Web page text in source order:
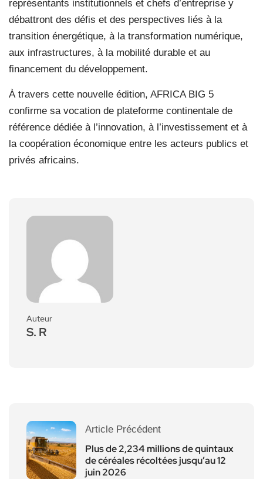
représentants institutionnels et chefs d’entreprise y
débattront des défis et des perspectives liés à la
transition énergétique, à la transformation numérique,
aux infrastructures, à la mobilité durable et au
financement du développement.
À travers cette nouvelle édition, AFRICA BIG 5
confirme sa vocation de plateforme continentale de
référence dédiée à l’innovation, à l’investissement et à
la coopération économique entre les acteurs publics et
privés africains.
Auteur
S. R
Article Précédent
Plus de 2,234 millions de quintaux
de céréales récoltées jusqu’au 12
juin 2026